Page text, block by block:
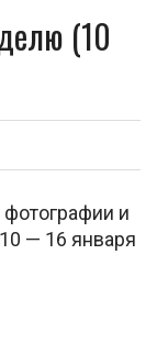
(10
и
— 16 января